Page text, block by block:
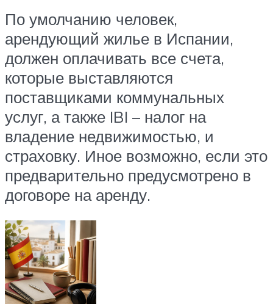
По умолчанию человек,
арендующий жилье в Испании,
должен оплачивать все счета,
которые выставляются
поставщиками коммунальных
услуг, а также IBI – налог на
владение недвижимостью, и
страховку. Иное возможно, если это
предварительно предусмотрено в
договоре на аренду.